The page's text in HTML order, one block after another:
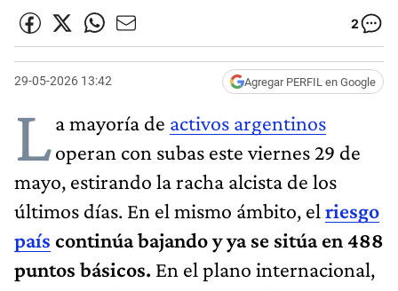
2
29-05-2026 13:42 Agregar PERFIL en Google
La mayoría de activos argentinos
operan con subas este viernes 29 de
mayo, estirando la racha alcista de los
últimos días. En el mismo ámbito, el riesgo
país continúa bajando y ya se sitúa en 488
puntos básicos. En el plano internacional,